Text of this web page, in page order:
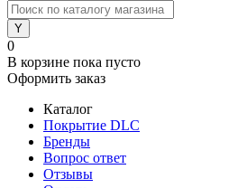
0
В корзине пока пусто
Оформить заказ
Каталог
Покрытие DLC
Бренды
Вопрос ответ
Отзывы